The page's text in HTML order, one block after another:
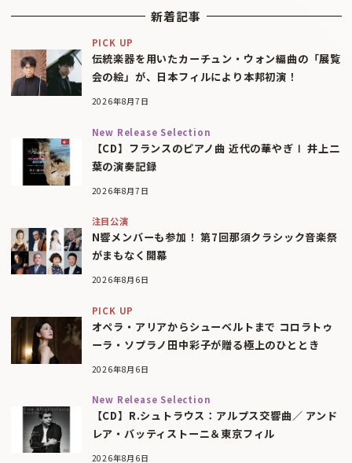
新着記事
PICK UP
伝統楽器を用いたカーチュン・ウォン編曲の「展覧
会の絵」が、日本フィルにより本邦初演！
2026年8月7日
New Release Selection
【CD】フランスのピアノ曲 近代の華やぎⅠ 井上二
葉の演奏記録
2026年8月7日
注目公演
N響メンバーも参加！ 第7回那須クラシック音楽祭
がまもなく開幕
2026年8月6日
PICK UP
オペラ・アリアからシューベルトまで コロラトゥ
ーラ・ソプラノ田中彩子が贈る極上のひととき
2026年8月6日
New Release Selection
【CD】R.シュトラウス：アルプス交響曲／ アンド
レア・バッティストーニ＆東京フィル
2026年8月6日